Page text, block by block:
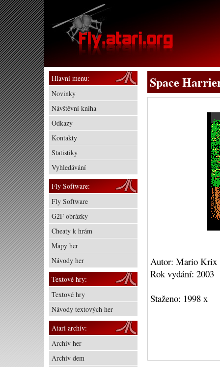
Space
Autor: Mario Krix
Rok vydání: 2003
Staženo: 1998 x
Hlavní menu:
Novinky
Návštěvní kniha
Odkazy
Kontakty
Statistiky
Vyhledávání
Fly Software:
Fly Software
G2F obrázky
Cheaty k hrám
Mapy her
Návody her
Textové hry:
Textové hry
Návody textových her
Atari archív:
Archív her
Archív dem